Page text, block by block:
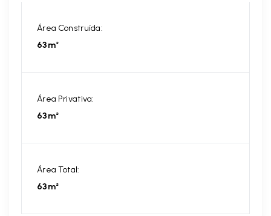
Área Construída:
63m²
Área Privativa:
63m²
Área Total:
63m²